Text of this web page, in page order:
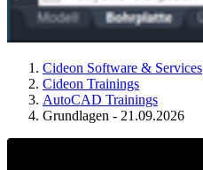
Cideon Software & Services
Cideon Trainings
AutoCAD Trainings
Grundlagen - 21.09.2026